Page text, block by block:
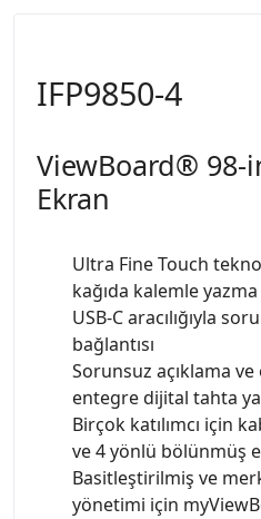
IFP9850-4
ViewBoard®
Ekran
Ultra Fine Touch
kağıda kalemle
USB-C aracılığıyla
bağlantısı
Sorunsuz açıklama
entegre dijital tahta
Birçok katılımcı için
ve 4 yönlü bölünmüş
Basitleştirilmiş ve
yönetimi için